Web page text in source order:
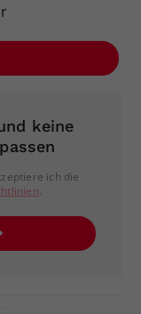
keine
ich die
.